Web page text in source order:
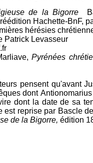
de la Bigorre
Hachette-BnF,
hérésies
Patrick Levasseur
Pyrénées
pensent qu'avant
dont
dont la date de sa
est reprise par Bascle
de la Bigorre, édition